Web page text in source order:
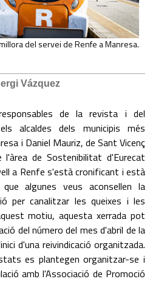
del servei de Renfe a Manresa.
Vázquez
de la revista i del
alcaldes dels municipis més
i Daniel Mauriz, de Sant Vicenç
de Sostenibilitat d'Eurecat
a Renfe s'està cronificant i està
algunes veus aconsellen la
per canalitzar les queixes i les
motiu, aquesta xerrada pot
del número del mes d'abril de la
d'una reivindicació organitzada.
es plantegen organitzar-se i
amb l'Associació de Promoció